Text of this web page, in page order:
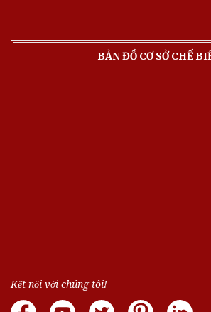
BẢN ĐỒ CƠ SỞ CHẾ
Kết nối với chúng tôi!